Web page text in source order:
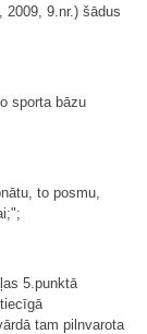
2009, 9.nr.) šādus
sporta bāzu
to posmu,
5.punktā
tam pilnvarota